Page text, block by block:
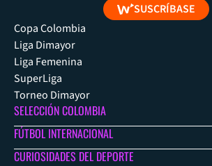
SUSCRÍBASE
Copa Colombia
Liga Dimayor
Liga Femenina
SuperLiga
Torneo Dimayor
SELECCIÓN COLOMBIA
FÚTBOL INTERNACIONAL
CURIOSIDADES DEL DEPORTE